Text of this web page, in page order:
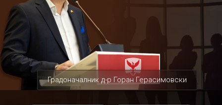
Градоначалник д-р Горан Герасимовски